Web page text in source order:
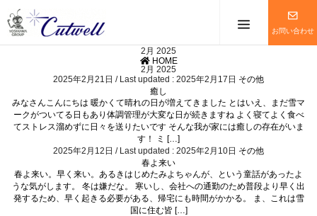
お問い合わせ
2月 2025
HOME
2月 2025
2025年2月21日 / Last updated : 2025年2月17日 その他
癒し
みなさんこんにちは 暖かくて晴れの日が増えてきました とはいえ、まだ雪マ
ークがついてる日もあり体調管理が大変な日が続きますね よく寝てよく食べ
てストレス溜めずに日々を送りたいです そんな我が家には癒しの存在がいま
す！ ミ […]
2025年2月12日 / Last updated : 2025年2月10日 その他
春よ来い
春よ来い。早く来い。あるきはじめたみよちゃんが、という童話があったよ
うな気がします。 冬は嫌だな。 寒いし、会社への通勤のため普段より早く出
発するため、早く起きる必要がある、帰宅にも時間がかかる。 ま、これは雪
国に住む皆 […]